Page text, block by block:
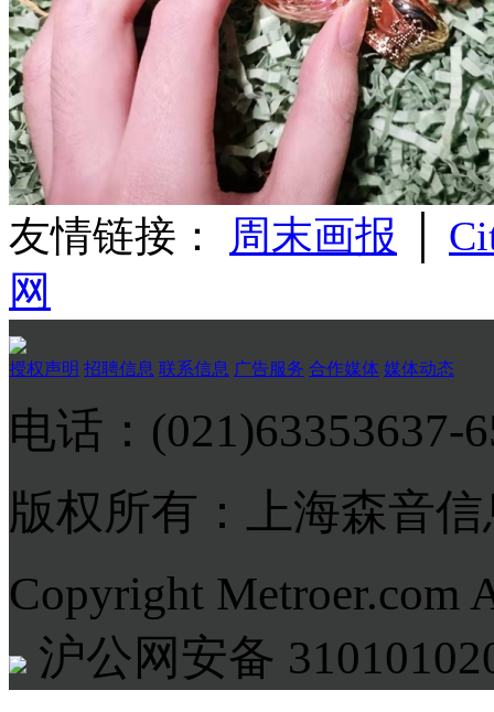
友情链接： 周末画报
网
授权声明 招聘信息 联系信息 广告服务 合作媒体 媒体动态
电话：(021)63353637-
版权所有：上海森音
Copyright Metroer.com
沪公网安备